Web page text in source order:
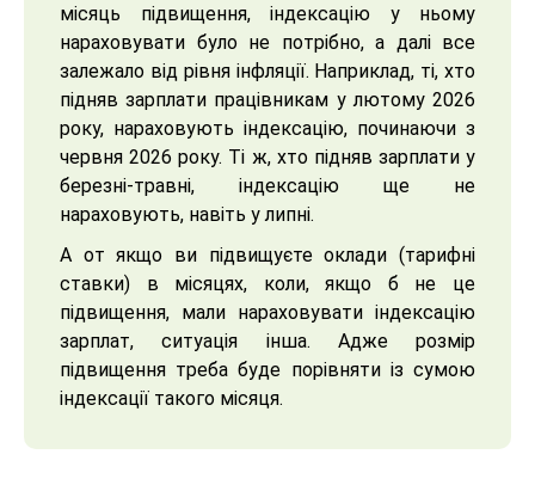
місяць підвищення, індексацію у ньому
нараховувати було не потрібно, а далі все
залежало від рівня інфляції. Наприклад, ті, хто
підняв зарплати працівникам у лютому 2026
року, нараховують індексацію, починаючи з
червня 2026 року. Ті ж, хто підняв зарплати у
березні-травні, індексацію ще не
нараховують, навіть у липні.
А от якщо ви підвищуєте оклади (тарифні
ставки) в місяцях, коли, якщо б не це
підвищення, мали нараховувати індексацію
зарплат, ситуація інша. Адже розмір
підвищення треба буде порівняти із сумою
індексації такого місяця.